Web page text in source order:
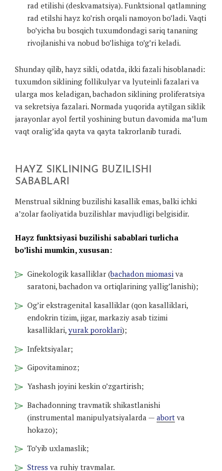
rad etilishi (deskvamatsiya). Funktsional qatlamning
rad etilshi hayz ko’rish orqali namoyon bo’ladi. Vaqti
bo’yicha bu bosqich tuxumdondagi sariq tananing
rivojlanishi va nobud bo’lishiga to’g’ri keladi.
Shunday qilib, hayz sikli, odatda, ikki fazali hisoblanadi:
tuxumdon siklining follikulyar va lyuteinli fazalari va
ularga mos keladigan, bachadon siklining proliferatsiya
va sekretsiya fazalari. Normada yuqorida aytilgan siklik
jarayonlar ayol fertil yoshining butun davomida ma’lum
vaqt oralig’ida qayta va qayta takrorlanib turadi.
HAYZ SIKLINING BUZILISHI
SABABLARI
Menstrual siklning buzilishi kasallik emas, balki ichki
a’zolar faoliyatida buzilishlar mavjudligi belgisidir.
Hayz funktsiyasi buzilishi sabablari turlicha
bo’lishi mumkin, xususan:
Ginekologik kasalliklar (bachadon miomasi va
saratoni, bachadon va ortiqlarining yallig’lanishi);
Og’ir ekstragenital kasalliklar (qon kasalliklari,
endokrin tizim, jigar, markaziy asab tizimi
kasalliklari, yurak poroklari);
Infektsiyalar;
Gipovitaminoz;
Yashash joyini keskin o’zgartirish;
Bachadonning travmatik shikastlanishi
(instrumental manipulyatsiyalarda — abort va
hokazo);
To’yib uxlamaslik;
Stress va ruhiy travmalar.